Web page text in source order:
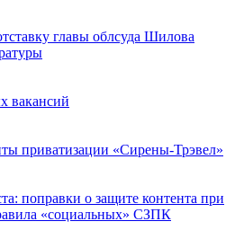
главы облсуда Шилова
вакансий
приватизации «Сирены-Трэвел»
поправки о защите контента при
«социальных» СЗПК